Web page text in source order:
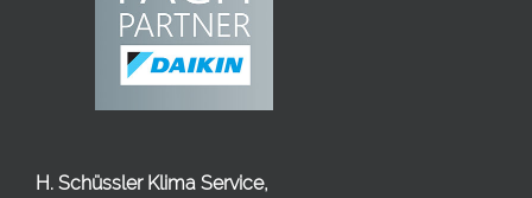
H. Schüssler Klima Service,